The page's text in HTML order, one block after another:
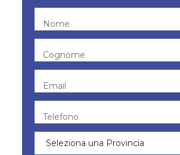
Nome
Cognome
Email
Telefono